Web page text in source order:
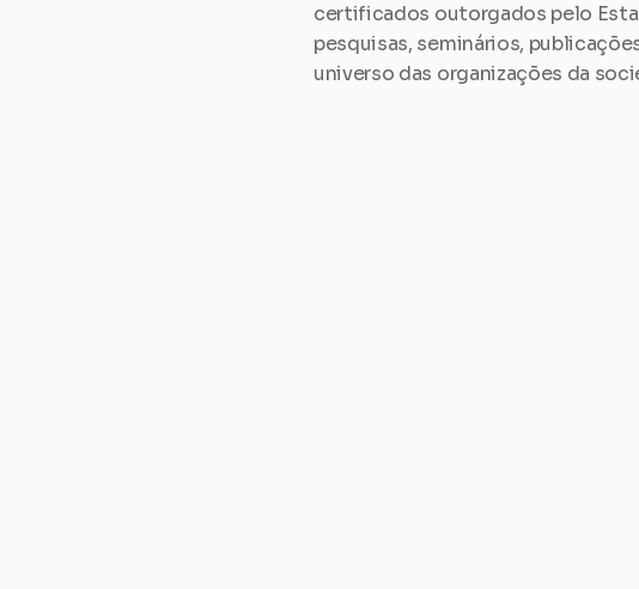
certificados outorgados pelo
pesquisas, seminários,
universo das organizações da